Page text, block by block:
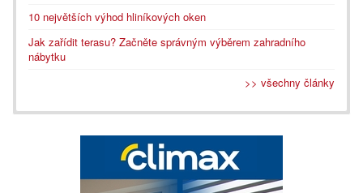
10 největších výhod hliníkových oken
Jak zařídit terasu? Začněte správným výběrem zahradního
nábytku
>> všechny články